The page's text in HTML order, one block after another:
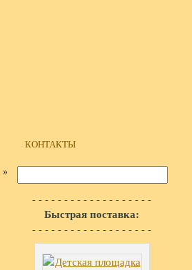
КОНТАКТЫ
»
- - - - - - - - - - - - - - - - - - -
Быстрая поставка:
- - - - - - - - - - - - - - - - - - -